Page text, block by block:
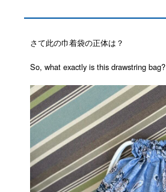
さて此の巾着袋の正体は？
So, what exactly is this drawstring bag?